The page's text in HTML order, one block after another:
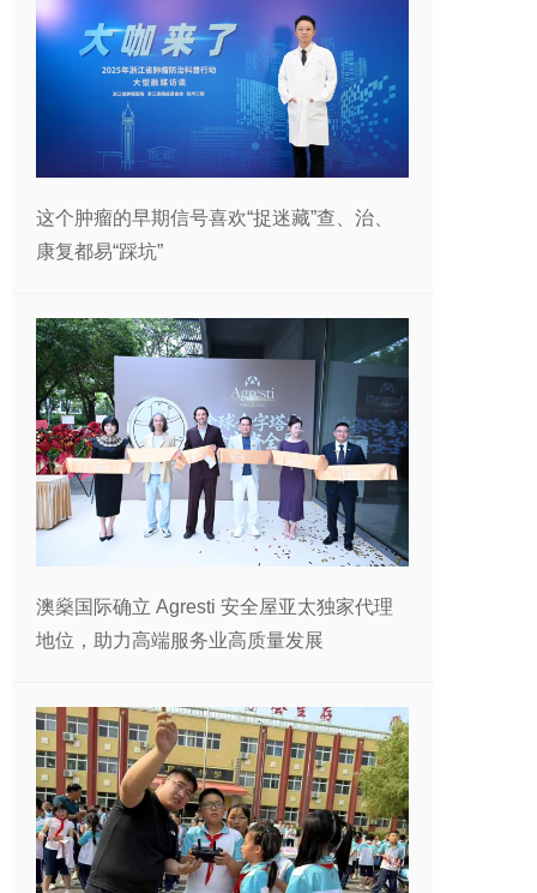
这个肿瘤的早期信号喜欢“捉迷藏”查、治、
康复都易“踩坑”
澳燊国际确立 Agresti 安全屋亚太独家代理
地位，助力高端服务业高质量发展